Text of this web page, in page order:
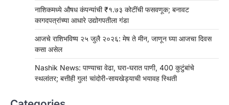
नाशिकमध्ये औषध कंपन्यांची ₹१.७३ कोटींची फसवणूक; बनावट
कागदपत्रांच्या आधारे उद्योगपतीला गंडा
आजचे राशिभविष्य २५ जुलै २०२६: मेष ते मीन, जाणून घ्या आजचा दिवस
कसा असेल
Nashik News: पाण्याचा वेढा, घरा-घरात पाणी, 400 कुटुंबांचे
स्थलांतर; बत्तीही गुल! चांदोरी-सायखेड्याची भयावह स्थिती